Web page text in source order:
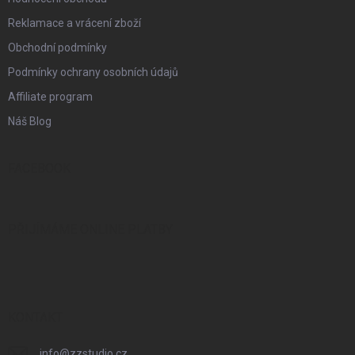
Reklamace a vrácení zboží
Obchodní podmínky
Podmínky ochrany osobních údajů
Affiliate program
Náš Blog